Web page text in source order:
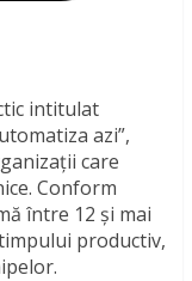
intitulat
azi”,
care
Conform
între 12 și mai
productiv,